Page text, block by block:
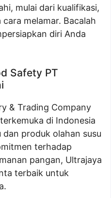
mulai dari kualifikasi,
melamar. Bacalah
diri Anda
Safety PT
& Trading Company
di Indonesia
produk olahan susu
terhadap
pangan, Ultrajaya
terbaik untuk